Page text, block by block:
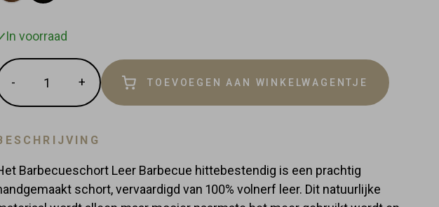
In voorraad
Hoeveelheid
-
de
1
+
Vermeerder
de
1
TOEVOEGEN AAN WINKELWAGENTJE
Barbecueschort Leer Barbecue hittebestendig is een prachtig
schort, vervaardigd van 100% volnerf leer. Dit natuurlijke